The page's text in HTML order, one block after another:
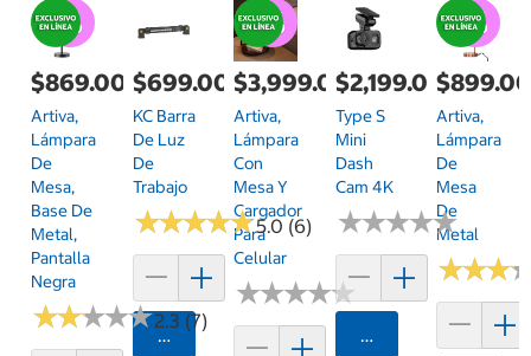
$869.00
Artiva,
Lámpara
De
Mesa,
Base De
Metal,
Pantalla
Negra
★★★★★
★★★★★2.3 (7)
$699.00
KC Barra
De Luz
De
Trabajo
★★★★★
★★★★★5.0 (6)
Agregar
$3,999.00
Artiva,
Lámpara
Con
Mesa Y
Cargador
Para
Celular
★★★★★
★★★★★
$2,199.00
Type S
Mini
Dash
Cam 4K
★★★★★
★★★★★
Agregar
Artiva,
Lámpara
De
Mesa
De
Metal
★★★
★★★